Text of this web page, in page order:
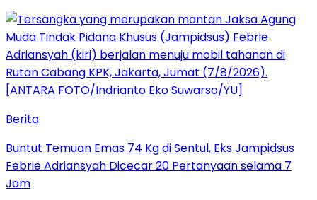
Berita
Buntut Temuan Emas 74 Kg di Sentul, Eks Jampidsus
Febrie Adriansyah Dicecar 20 Pertanyaan selama 7
Jam